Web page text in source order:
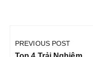
hướng
PREVIOUS POST
Previous